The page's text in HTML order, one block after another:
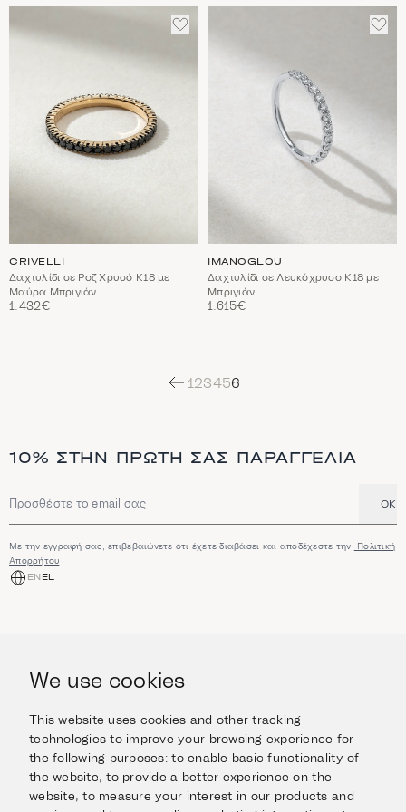
We use cookies
This website uses cookies and other tracking
technologies to improve your browsing experience for
the following purposes:to enable basic functionality of
the website,to provide a better experience on the
website,to measure your interest in our products and
ΠΡΟΣΘΈΣΤΕ
ΣΤΑ
CRIVELLI
Δαχτυλίδι σε Ροζ Χρυσό Κ18 με
Μαύρα Μπριγιάν
1.432€
ΣΤΑ
IMANOGLOU
Δαχτυλίδι σε Λευκόχρυσο Κ18 με
Μπριγιάν
1.615€
123456
10% ΣΤΗΝ ΠΡΏΤΗ ΣΑΣ ΠΑΡΑΓΓΕΛΊΑ
Διεύθυνση email OK
Με την εγγραφή σας, επιβεβαιώνετε ότι έχετε διαβάσει και αποδέχεστε την
Πολιτική
Απορρήτου
EN EL
Κοσμήματα
Ρολόγια
Ταξιδέψτε με Στυλ
ΠΛΗΡΟΦΟΡΊΕΣ
Βοήθεια και Ερωτήσεις
Αποστολές και επιστροφές
Επικοινωνήστε μαζί μας
ΣΧΕΤΙΚΆ ΜΕ ΕΜΆΣ
Η οικογένεια Ιμάνογλου
Τα καταστήματά μας
Facebook